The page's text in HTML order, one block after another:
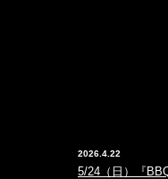
2026.4.22
5/24（日）『